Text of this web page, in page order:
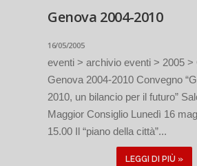
Genova 2004-2010
16/05/2005
eventi > archivio eventi > 2005 >
Genova 2004-2010 Convegno
2010, un bilancio per il futuro”
Maggior Consiglio Lunedì 16
15.00 Il “piano della città”...
LEGGI DI PIÙ »